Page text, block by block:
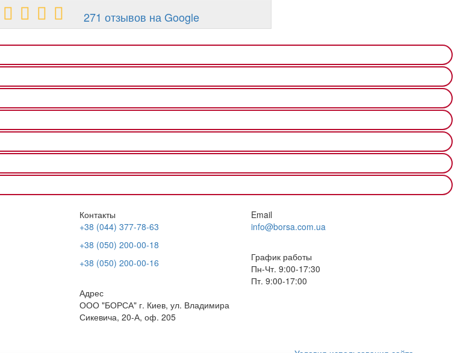
271 отзывов на Google
Контакты
+38 (044) 377-78-63
+38 (050) 200-00-18
+38 (050) 200-00-16
Адрес
ООО "БОРСА" г. Киев, ул. Владимира
Сикевича, 20-А, оф. 205
Email
info@borsa.com.ua
График работы
Пн-Чт. 9:00-17:30
Пт. 9:00-17:00